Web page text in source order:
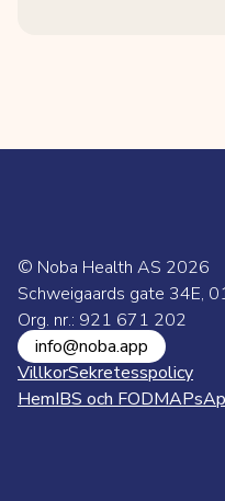
© Noba Health AS 2026
Schweigaards gate 34E,
Org. nr.: 921 671 202
info@noba.app
VillkorSekretesspolicy
HemIBS och FODMAPs